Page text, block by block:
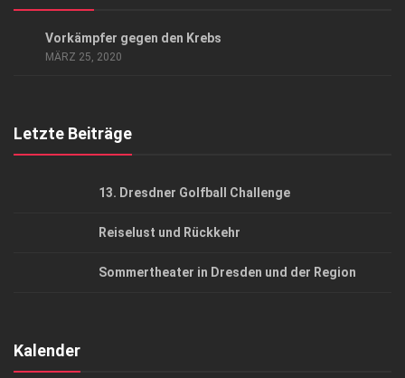
Vorkämpfer gegen den Krebs
MÄRZ 25, 2020
Letzte Beiträge
13. Dresdner Golfball Challenge
Reiselust und Rückkehr
Sommertheater in Dresden und der Region
Kalender